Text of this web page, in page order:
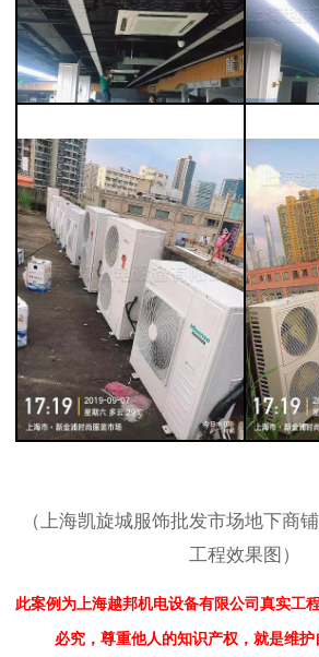
（ 上海凯旋城服饰批发市场地下商
工程效果图）
此案例为上海越邦机电设备有限公司真实工
必究， 尊重他人的知识产权，就是维护